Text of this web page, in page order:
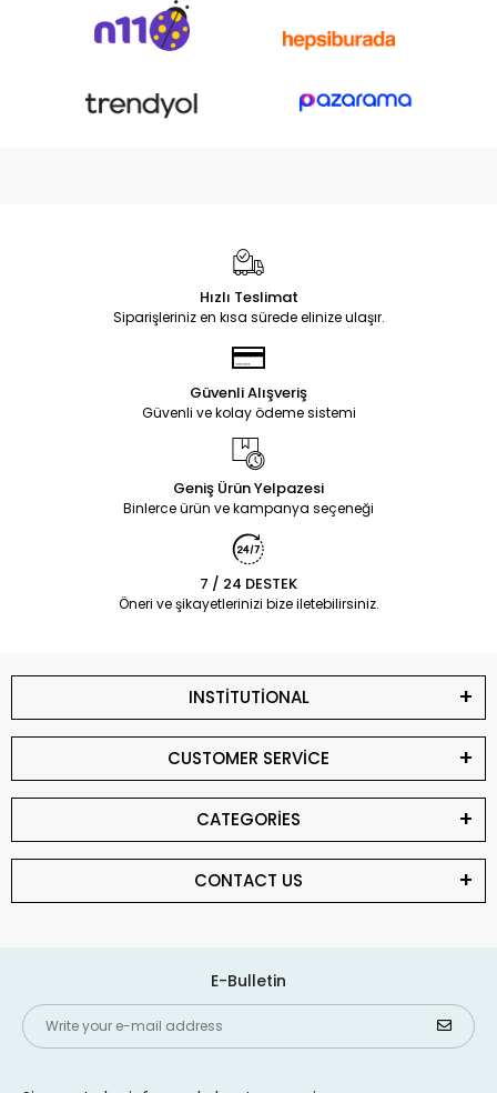
Hızlı Teslimat
Siparişleriniz en kısa sürede elinize ulaşır.
Güvenli Alışveriş
Güvenli ve kolay ödeme sistemi
Geniş Ürün Yelpazesi
Binlerce ürün ve kampanya seçeneği
7 / 24 DESTEK
Öneri ve şikayetlerinizi bize iletebilirsiniz.
INSTİTUTİONAL
CUSTOMER SERVİCE
CATEGORİES
CONTACT US
E-Bulletin